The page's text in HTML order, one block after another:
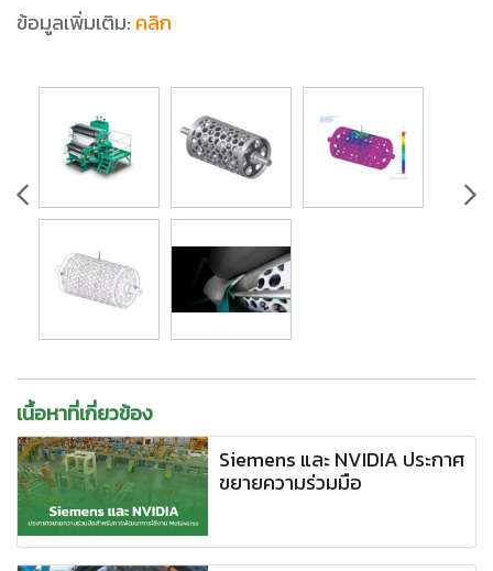
ข้อมูลเพิ่มเติม: คลิก
เนื้อหาที่เกี่ยวข้อง
Siemens และ NVIDIA ประกาศ
ขยายความร่วมมือ